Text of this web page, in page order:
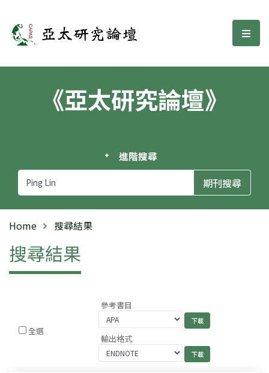
亞太研究論壇 選
《亞太研究論壇》
進階搜尋
Home 搜尋結果
搜尋結果
全選
參考書目
輸出格式